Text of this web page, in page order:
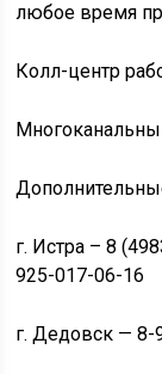
любое время
Колл-центр
г. Истра – 8
925-017-06-16
г. Дедовск — 8-